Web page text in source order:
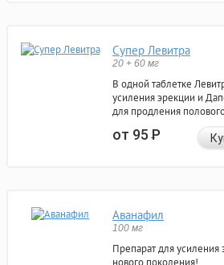
Супер Левитра
20 + 60 мг
В одной таблетке
усиления эрекции и
для продления
от 95Р
Аванафил
100 мг
Препарат для усиления